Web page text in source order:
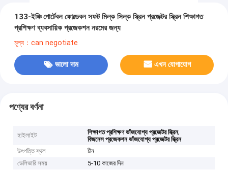
133-ইঞ্চি পোর্টেবল ফোল্ডেবল সফট মিল্ক সিল্ক স্ক্রিন প্রজেক্টর স্ক্রিন শিক্ষাগত
প্রশিক্ষণ ব্যবসায়িক প্রজেকশন নরমের জন্য
মূল্য：can negotiate
ভালো দাম এখন যোগাযোগ
পণ্যের বর্ণনা
হাইলাইট শিক্ষাগত প্রশিক্ষণ ভাঁজযোগ্য প্রজেক্টর স্ক্রিন,
বিজনেস প্রজেকশন ভাঁজযোগ্য প্রজেক্টর স্ক্রিন
উৎপত্তি স্থল
চীন
ডেলিভারি সময়
5-10 কাজের দিন